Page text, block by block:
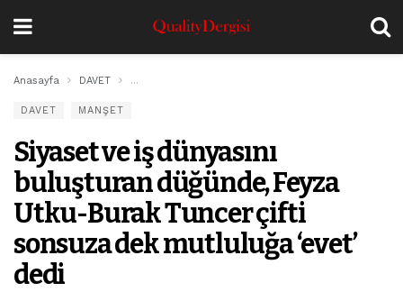
Anasayfa DAVET Siyaset ve iş dünyasını buluşturan düğünde, Feyza
DAVET MANŞET
Siyaset ve iş dünyasını
buluşturan düğünde, Feyza
Utku-Burak Tuncer çifti
sonsuza dek mutluluğa ‘evet’
dedi